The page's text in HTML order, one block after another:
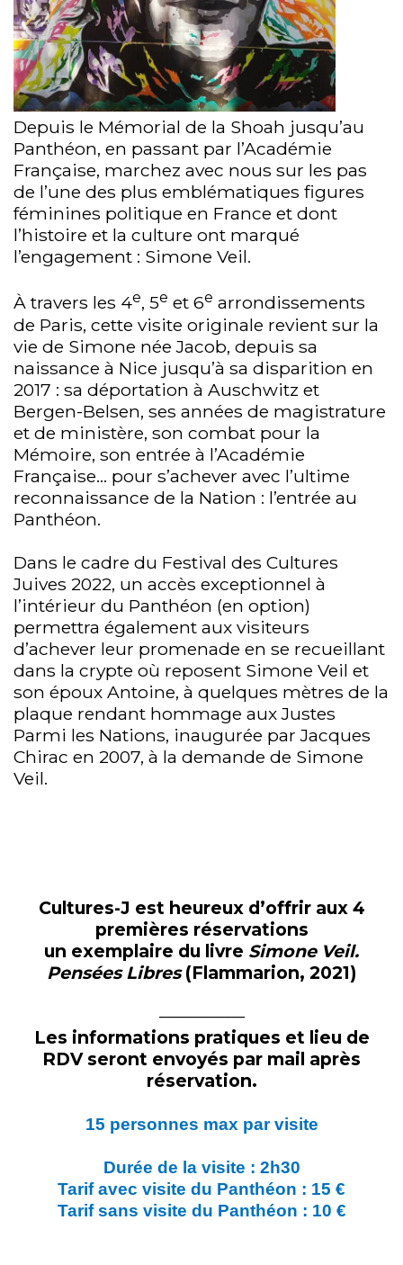
Depuis le Mémorial de la Shoah jusqu’au
Panthéon, en passant par l’Académie
Française, marchez avec nous sur les pas
de l’une des plus emblématiques figures
féminines politique en France et dont
l’histoire et la culture ont marqué
l’engagement : Simone Veil.
À travers les 4e, 5e et 6e arrondissements
de Paris, cette visite originale revient sur la
vie de Simone née Jacob, depuis sa
naissance à Nice jusqu’à sa disparition en
2017 : sa déportation à Auschwitz et
Bergen-Belsen, ses années de magistrature
et de ministère, son combat pour la
Mémoire, son entrée à l’Académie
Française… pour s’achever avec l’ultime
reconnaissance de la Nation : l’entrée au
Panthéon.
Dans le cadre du Festival des Cultures
Juives 2022, un accès exceptionnel à
l’intérieur du Panthéon (en option)
permettra également aux visiteurs
d’achever leur promenade en se recueillant
dans la crypte où reposent Simone Veil et
son époux Antoine, à quelques mètres de la
plaque rendant hommage aux Justes
Parmi les Nations, inaugurée par Jacques
Chirac en 2007, à la demande de Simone
Veil.
Cultures-J est heureux d’offrir aux 4
premières réservations
un exemplaire du livre Simone Veil.
Pensées Libres(Flammarion, 2021)
—————
Les informations pratiques et lieu de
RDV seront envoyés par mail après
réservation.
15 personnes max par visite
Durée de la visite : 2h30
Tarif avec visite du Panthéon : 15 €
Tarif sans visite du Panthéon : 10 €